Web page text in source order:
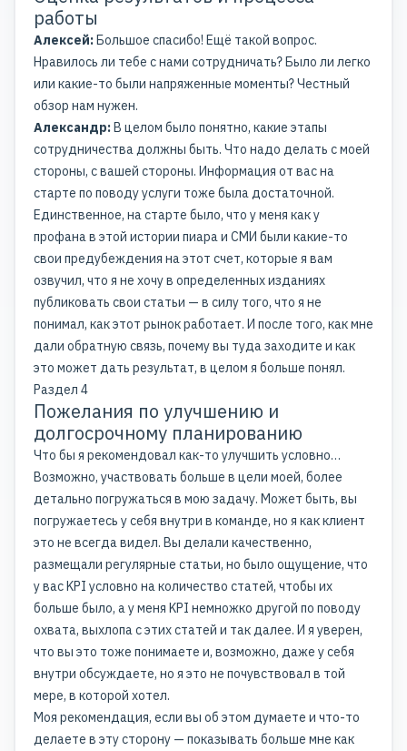
работы
Алексей:Большое спасибо! Ещё такой вопрос.
Нравилось ли тебе с нами сотрудничать? Было ли легко
или какие-то были напряженные моменты? Честный
обзор нам нужен.
Александр:В целом было понятно, какие этапы
сотрудничества должны быть. Что надо делать с моей
стороны, с вашей стороны. Информация от вас на
старте по поводу услуги тоже была достаточной.
Единственное, на старте было, что у меня как у
профана в этой истории пиара и СМИ были какие-то
свои предубеждения на этот счет, которые я вам
озвучил, что я не хочу в определенных изданиях
публиковать свои статьи — в силу того, что я не
понимал, как этот рынок работает. И после того, как мне
дали обратную связь, почему вы туда заходите и как
это может дать результат, в целом я больше понял.
Раздел 4
Пожелания по улучшению и
долгосрочному планированию
Что бы я рекомендовал как-то улучшить условно…
Возможно, участвовать больше в цели моей, более
детально погружаться в мою задачу. Может быть, вы
погружаетесь у себя внутри в команде, но я как клиент
это не всегда видел. Вы делали качественно,
размещали регулярные статьи, но было ощущение, что
у вас KPI условно на количество статей, чтобы их
больше было, а у меня KPI немножко другой по поводу
охвата, выхлопа с этих статей и так далее. И я уверен,
что вы это тоже понимаете и, возможно, даже у себя
внутри обсуждаете, но я это не почувствовал в той
мере, в которой хотел.
Моя рекомендация, если вы об этом думаете и что-то
делаете в эту сторону — показывать больше мне как